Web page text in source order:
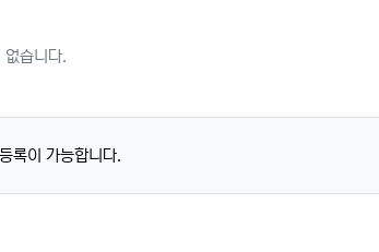
없습니다.
록이 가능합니다.